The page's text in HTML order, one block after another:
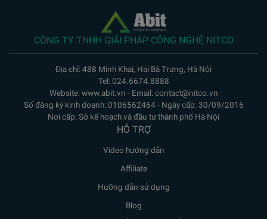
CÔNG TY TNHH GIẢI PHÁP CÔNG NGHỆ NITCO
Địa chỉ: 488 Minh Khai, Hai Bà Trưng, Hà Nội
Tel: 024.6674.8888
Website: www.abit.vn - Email: contact@nitco.vn
Số đăng ký kinh doanh: 0106562464 - Ngày cấp: 30/09/2016
Nơi cấp: Sở kế hoạch và đầu tư thành phố Hà Nội
HỖ TRỢ
Video hướng dẫn
Affiliate
Hưỡng dẫn sử dụng
Blog